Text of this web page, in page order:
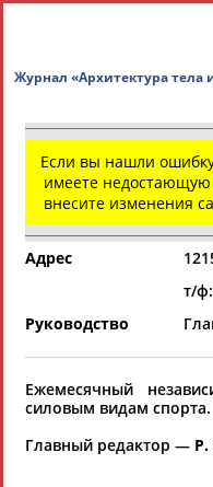
Региональные
СВОДНЫЕ ИНДЕКСЫ
ТАБЛО АКТИВНОСТИ
Если вы нашли
имеете
внесите изменения
Адрес
т/
Руководство
Ежемесячный
силовым видам спорта.
Главный редактор —